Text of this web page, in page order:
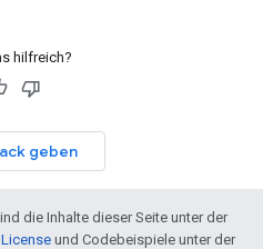
hilfreich?
geben
die Inhalte dieser Seite unter der
und Codebeispiele unter der